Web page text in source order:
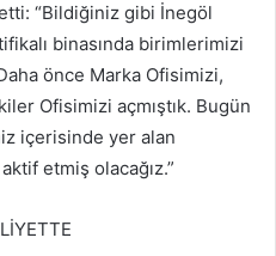
“Bildiğiniz gibi İnegöl
binasında birimlerimizi
önce Marka Ofisimizi,
Ofisimizi açmıştık. Bugün
içerisinde yer alan
etmiş olacağız.”